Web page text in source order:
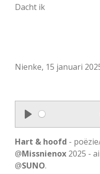
Dacht ik
Nienke, 15 januari
P
l
a
y
Hart & hoofd -
@Missnienox 2025 -
@SUNO.